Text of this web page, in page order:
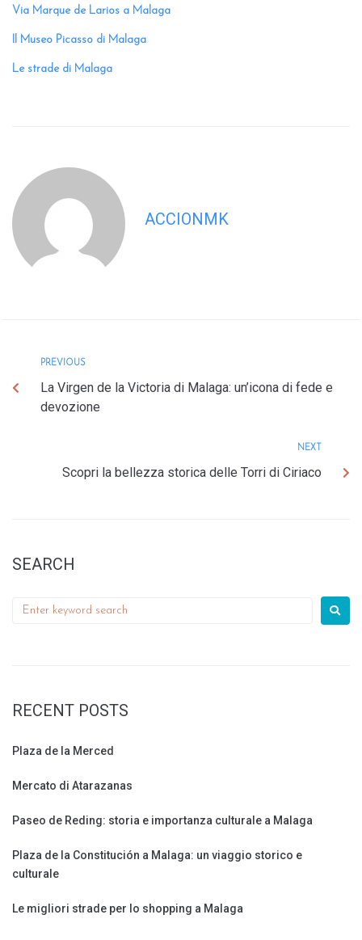
Via Marque de Larios a Malaga
Il Museo Picasso di Malaga
Le strade di Malaga
ACCIONMK
PREVIOUS
La Virgen de la Victoria di Malaga: un’icona di fede e
devozione
NEXT
Scopri la bellezza storica delle Torri di Ciriaco
SEARCH
RECENT POSTS
Plaza de la Merced
Mercato di Atarazanas
Paseo de Reding: storia e importanza culturale a Malaga
Plaza de la Constitución a Malaga: un viaggio storico e
culturale
Le migliori strade per lo shopping a Malaga